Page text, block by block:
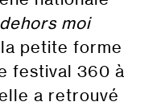
moi
petite forme
festival 360 à
a retrouvé